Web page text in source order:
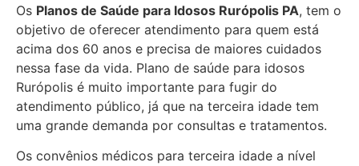
Os Planos de Saúde para Idosos Rurópolis PA, tem o
objetivo de oferecer atendimento para quem está
acima dos 60 anos e precisa de maiores cuidados
nessa fase da vida. Plano de saúde para idosos
Rurópolis é muito importante para fugir do
atendimento público, já que na terceira idade tem
uma grande demanda por consultas e tratamentos.
Os convênios médicos para terceira idade a nível